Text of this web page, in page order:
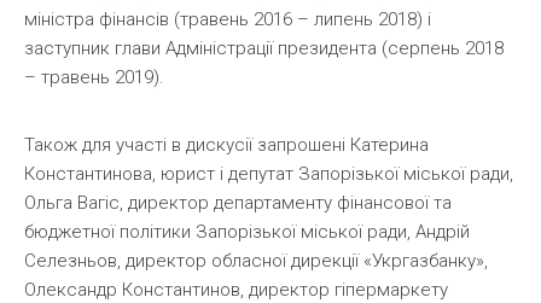
міністра фінансів (травень 2016 – липень 2018) і
заступник глави Адміністрації президента (серпень 2018
– травень 2019).
Також для участі в дискусії запрошені Катерина
Константинова, юрист і депутат Запорізької міської ради,
Ольга Вагіс, директор департаменту фінансової та
бюджетної політики Запорізької міської ради, Андрій
Селезньов, директор обласної дирекції «Укргазбанку»,
Олександр Константинов, директор гіпермаркету